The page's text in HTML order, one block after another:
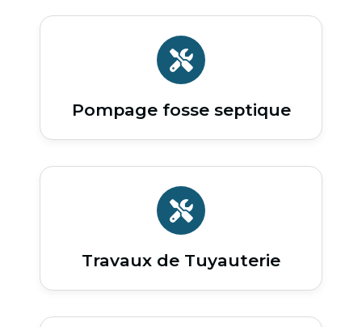
Pompage fosse septique
Travaux de Tuyauterie